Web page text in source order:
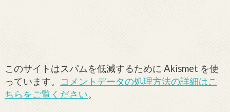
このサイトはスパムを低減するために Akismet を使
っています。 コメントデータの処理方法の詳細はこ
ちらをご覧ください。